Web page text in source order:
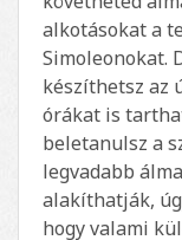
alkotásokat a
Simoleonokat.
készíthetsz az
órákat is
beletanulsz a
legvadabb
alakíthatják,
hogy valami